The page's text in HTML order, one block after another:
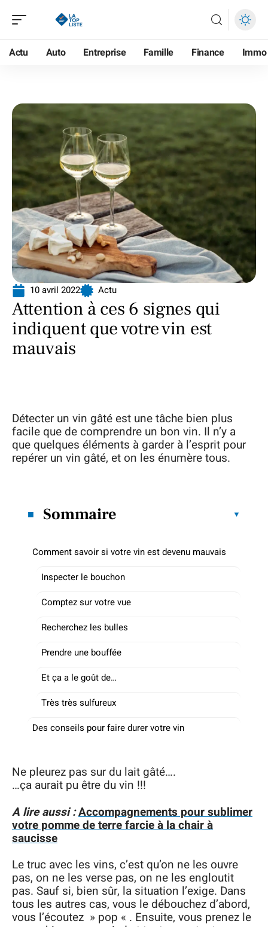
Actu Auto Entreprise Famille Finance Immo
10 avril 2022 Actu
Attention à ces 6 signes qui
indiquent que votre vin est
mauvais
Détecter un vin gâté est une tâche bien plus
facile que de comprendre un bon vin. Il n’y a
que quelques éléments à garder à l’esprit pour
repérer un vin gâté, et on les énumère tous.
Sommaire
Comment savoir si votre vin est devenu mauvais
Inspecter le bouchon
Comptez sur votre vue
Recherchez les bulles
Prendre une bouffée
Et ça a le goût de…
Très très sulfureux
Des conseils pour faire durer votre vin
Ne pleurez pas sur du lait gâté….
…ça aurait pu être du vin !!!
A lire aussi :Accompagnements pour sublimer
votre pomme de terre farcie à la chair à
saucisse
Le truc avec les vins, c’est qu’on ne les ouvre
pas, on ne les verse pas, on ne les engloutit
pas. Sauf si, bien sûr, la situation l’exige. Dans
tous les autres cas, vous le débouchez d’abord,
vous l’écoutez » pop « . Ensuite, vous prenez le